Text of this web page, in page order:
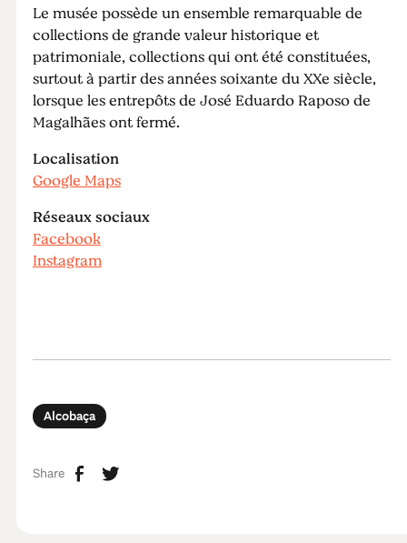
Le musée possède un ensemble remarquable de
collections de grande valeur historique et
patrimoniale, collections qui ont été constituées,
surtout à partir des années soixante du XXe siècle,
lorsque les entrepôts de José Eduardo Raposo de
Magalhães ont fermé.
Localisation
Google Maps
Réseaux sociaux
Facebook
Instagram
Alcobaça
Share